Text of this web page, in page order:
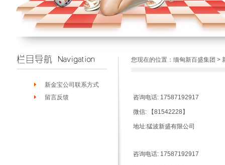
新金宝公司联系方式
留言反馈
您现在的位置： 缅甸新百盛集团 >
咨询电话: 17587192917
微信: 【81542228】
地址:猛波新盛有限公司
咨询电话: 17587192917